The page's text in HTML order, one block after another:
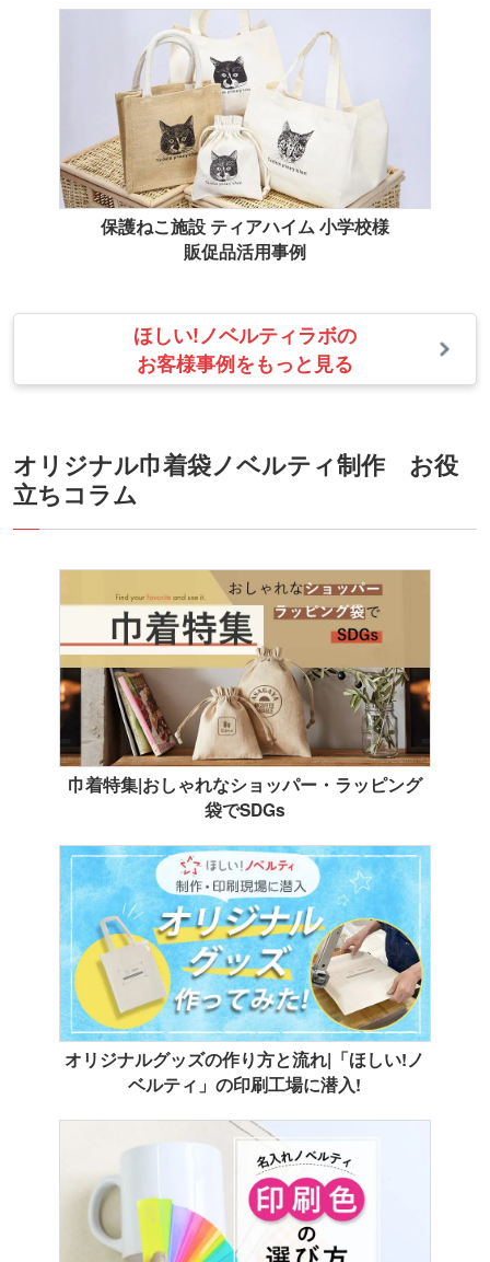
保護ねこ施設 ティアハイム 小学校様
販促品活用事例
ほしい!ノベルティラボの
お客様事例をもっと見る
オリジナル巾着袋ノベルティ制作 お役
立ちコラム
巾着特集|おしゃれなショッパー・ラッピング
袋でSDGs
オリジナルグッズの作り方と流れ|「ほしい!ノ
ベルティ」の印刷工場に潜入!